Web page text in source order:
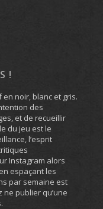
!
noir, blanc et gris.
des
et de recueillir
du jeu est le
l’esprit
Instagram alors
espaçant les
par semaine est
publier qu’une